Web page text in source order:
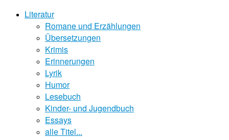
Literatur
Romane und Erzählungen
Übersetzungen
Krimis
Erinnerungen
Lyrik
Humor
Lesebuch
Kinder- und Jugendbuch
Essays
alle Titel...